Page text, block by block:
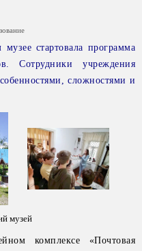
стартовала программа
Сотрудники учреждения
сложностями и
музей
комплексе «Почтовая